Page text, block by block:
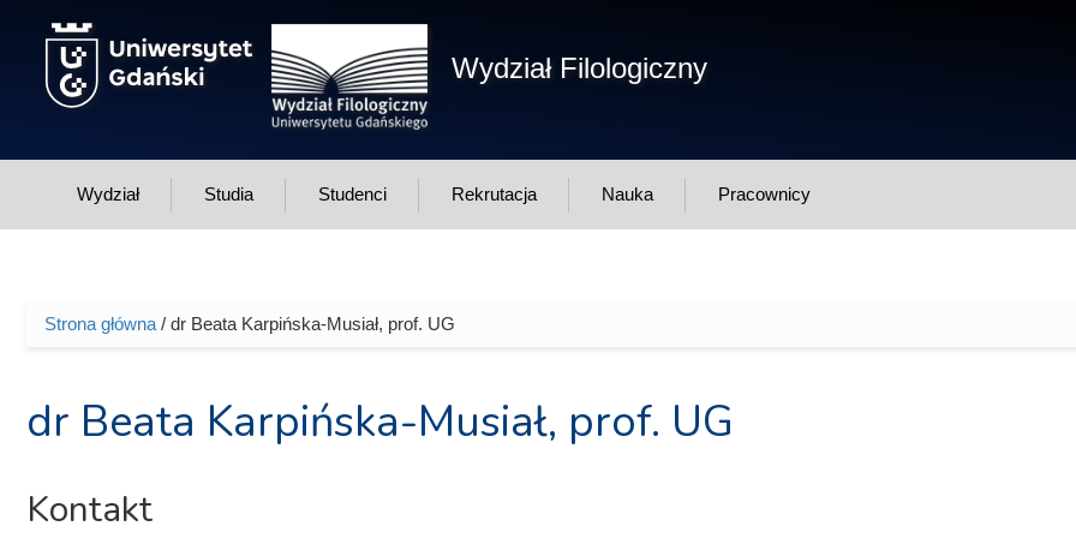
Wydział Filologiczny
Wydział Studia Studenci Rekrutacja Nauka Pracownicy
Jesteś tutaj
Strona główna / dr Beata Karpińska-Musiał, prof. UG
dr Beata Karpińska-Musiał, prof. UG
Kontakt